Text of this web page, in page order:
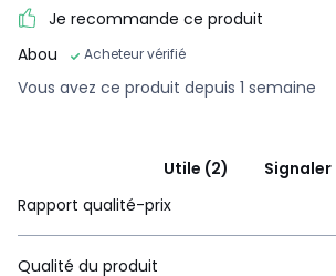
Je recommande ce produit
Abou
Acheteur vérifié
Vous avez ce produit depuis 1 semaine
Utile (2)
Signaler
Rapport qualité-prix
Qualité du produit